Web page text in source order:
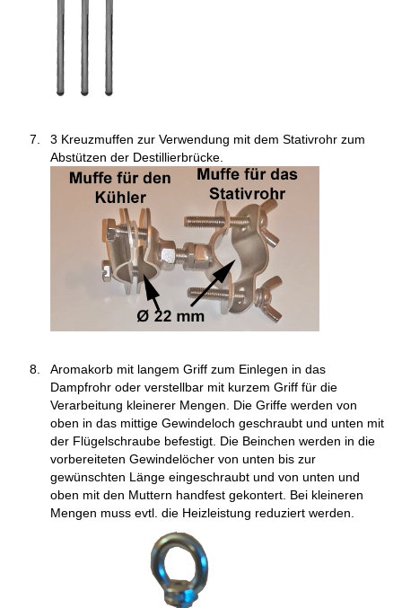
3 Kreuzmuffen zur Verwendung mit dem Stativrohr zum
Abstützen der Destillierbrücke.
Aromakorb mit langem Griff zum Einlegen in das
Dampfrohr oder verstellbar mit kurzem Griff für die
Verarbeitung kleinerer Mengen. Die Griffe werden von
oben in das mittige Gewindeloch geschraubt und unten mit
der Flügelschraube befestigt. Die Beinchen werden in die
vorbereiteten Gewindelöcher von unten bis zur
gewünschten Länge eingeschraubt und von unten und
oben mit den Muttern handfest gekontert. Bei kleineren
Mengen muss evtl. die Heizleistung reduziert werden.